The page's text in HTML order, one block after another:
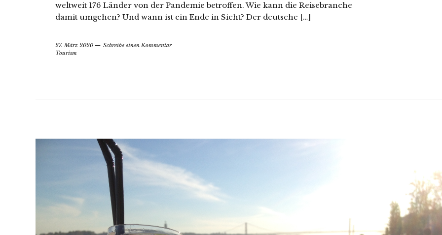
weltweit 176 Länder von der Pandemie betroffen. Wie kann die Reisebranche
damit umgehen? Und wann ist ein Ende in Sicht? Der deutsche […]
27. März 2020
Schreibe einen Kommentar
Tourism